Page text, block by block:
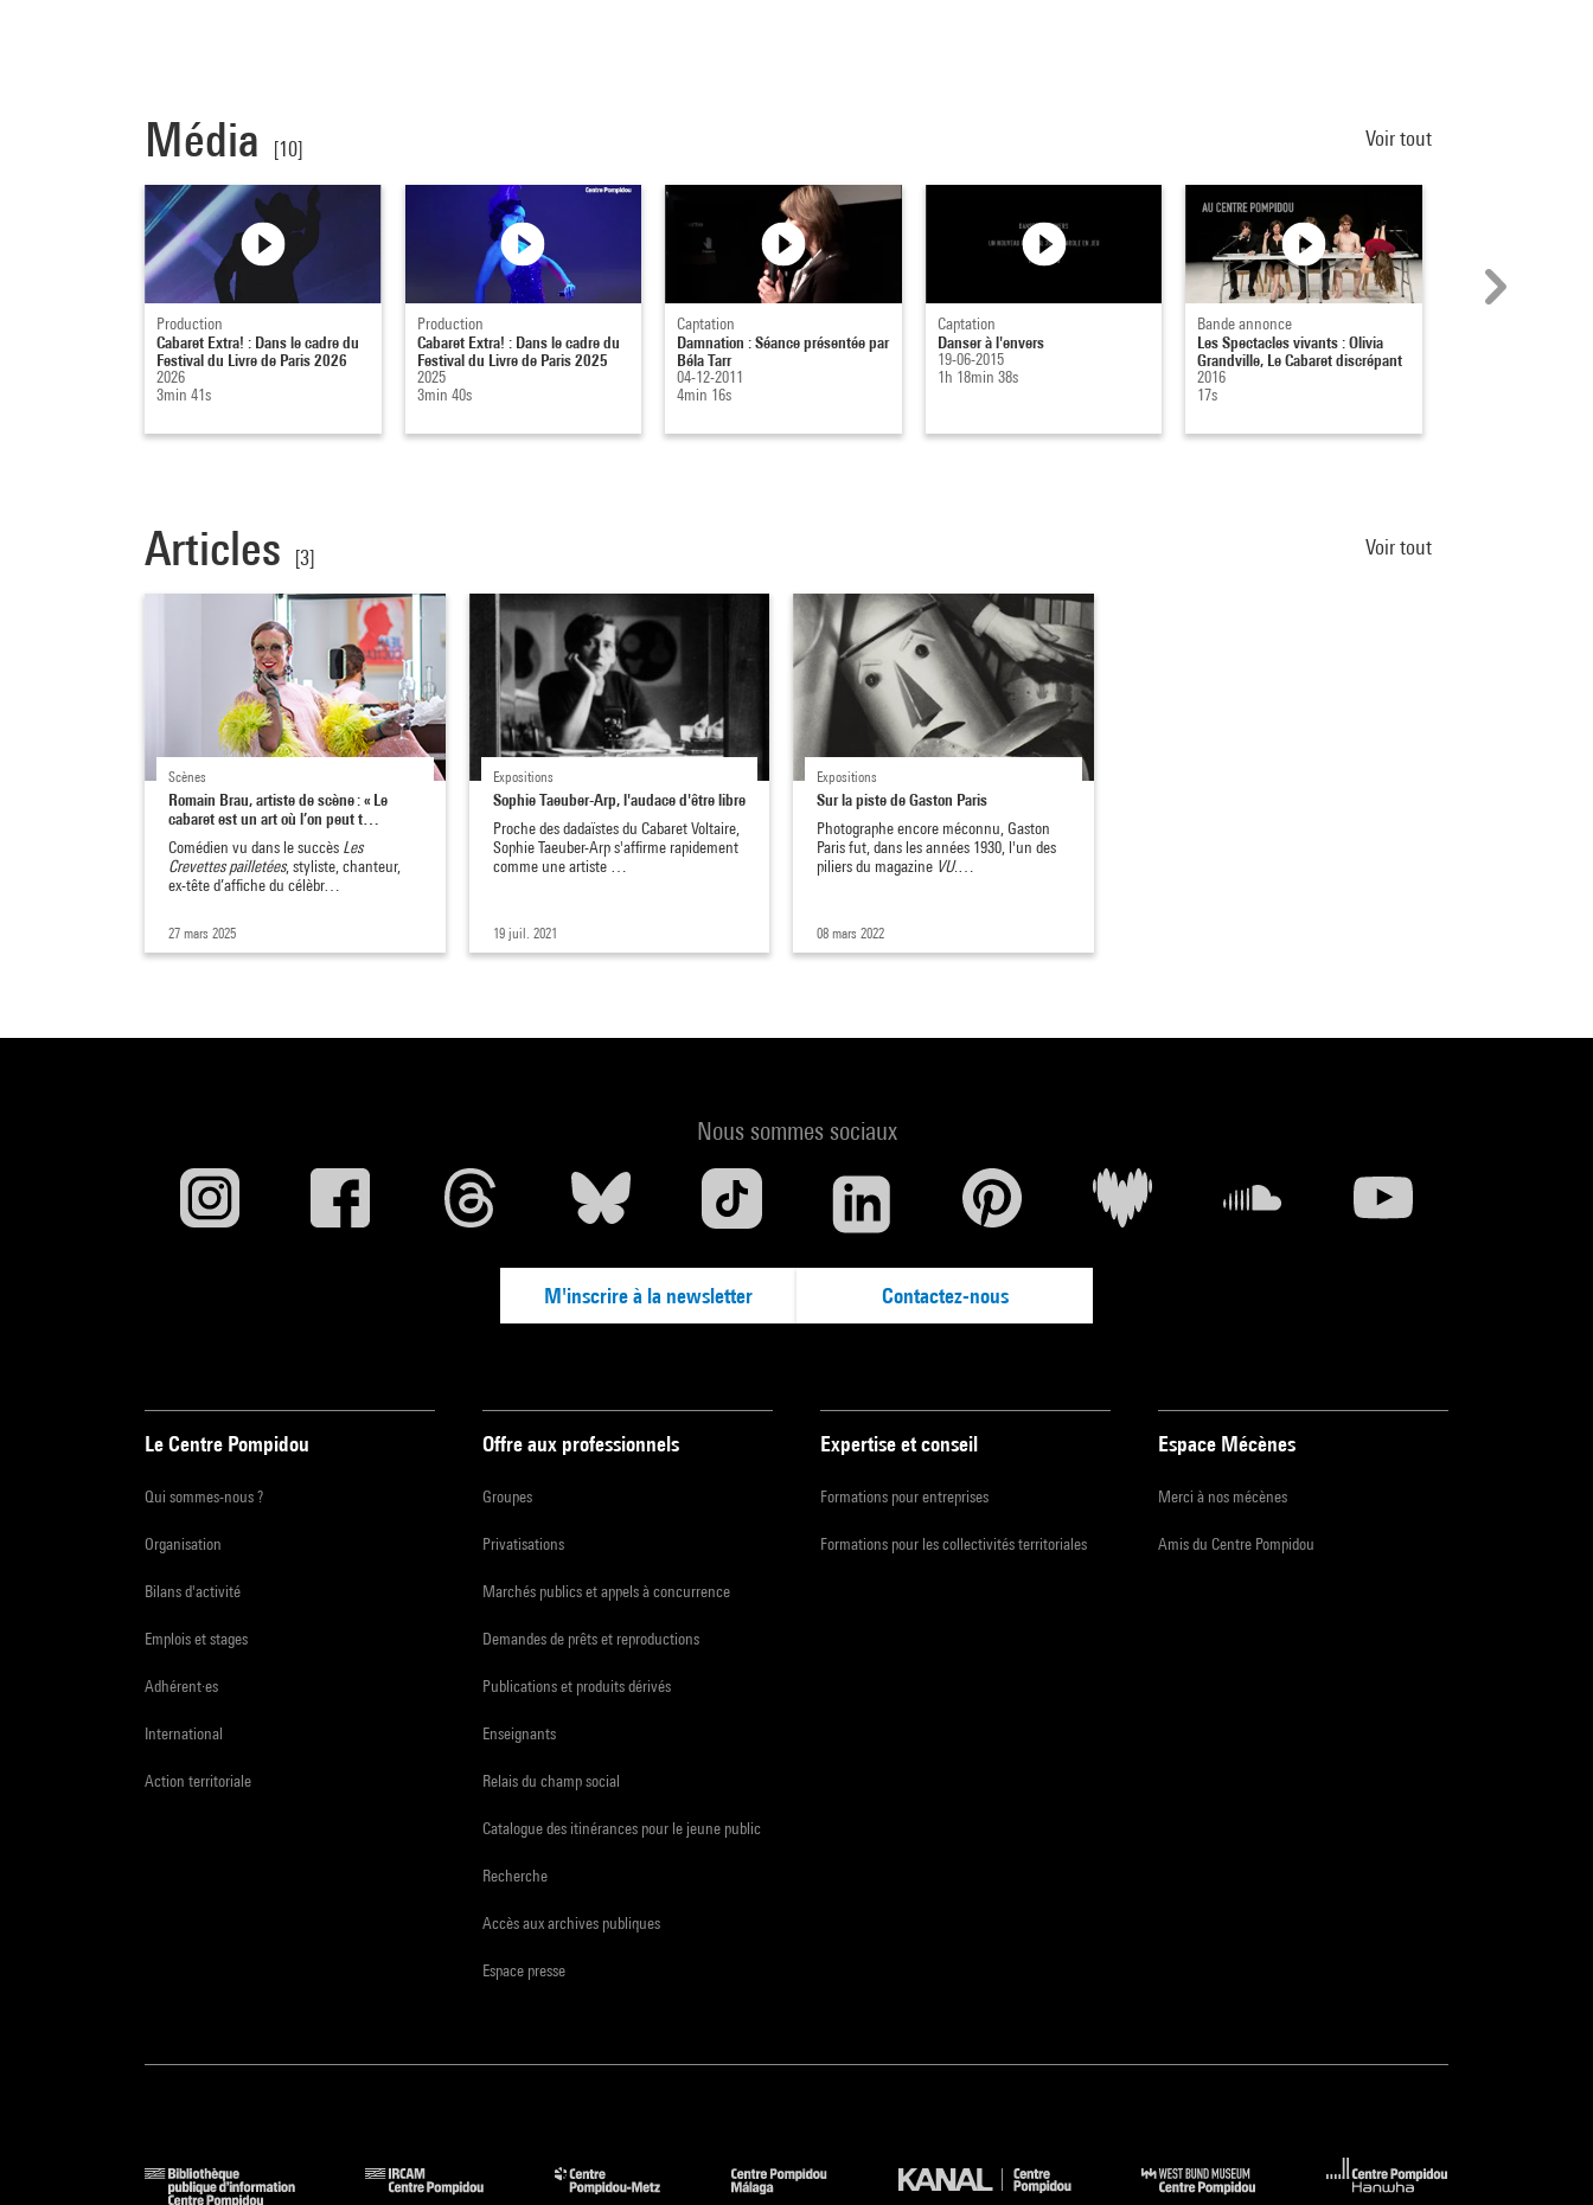
Média [10] Voir tout
Production
Cabaret Extra! : Dans le cadre du
Festival du Livre de Paris 2026
2026
3min 41s
Production
Cabaret Extra! : Dans le cadre du
Festival du Livre de Paris 2025
2025
3min 40s
Captation
Damnation : Séance présentée par
Béla Tarr
04-12-2011
4min 16s
Captation
Danser à l'envers
19-06-2015
1h 18min 38s
Bande annonce
Les Spectacles vivants : Olivia
Grandville, Le Cabaret discrépant
2016
17s
Articles [3] Voir tout
Scènes
Romain Brau, artiste de scène : « Le
cabaret est un art où l’on peut t…
Comédien vu dans le succès Les
Crevettes pailletées, styliste, chanteur,
ex-tête d’affiche du célèbr…
27 mars 2025
Expositions
Sophie Taeuber-Arp, l'audace d'être libre
Proche des dadaïstes du Cabaret Voltaire,
Sophie Taeuber-Arp s'affirme rapidement
comme une artiste …
19 juil. 2021
Expositions
Sur la piste de Gaston Paris
Photographe encore méconnu, Gaston
Paris fut, dans les années 1930, l'un des
piliers du magazine VU.…
08 mars 2022
Nous sommes sociaux
M'inscrire à la newsletter Contactez-nous
Le Centre Pompidou
Qui sommes-nous ?
Organisation
Bilans d'activité
Emplois et stages
Adhérent·es
International
Action territoriale
Offre aux professionnels
Groupes
Privatisations
Marchés publics et appels à concurrence
Demandes de prêts et reproductions
Publications et produits dérivés
Enseignants
Relais du champ social
Catalogue des itinérances pour le jeune public
Recherche
Accès aux archives publiques
Espace presse
Expertise et conseil
Formations pour entreprises
Formations pour les collectivités territoriales
Espace Mécènes
Merci à nos mécènes
Amis du Centre Pompidou